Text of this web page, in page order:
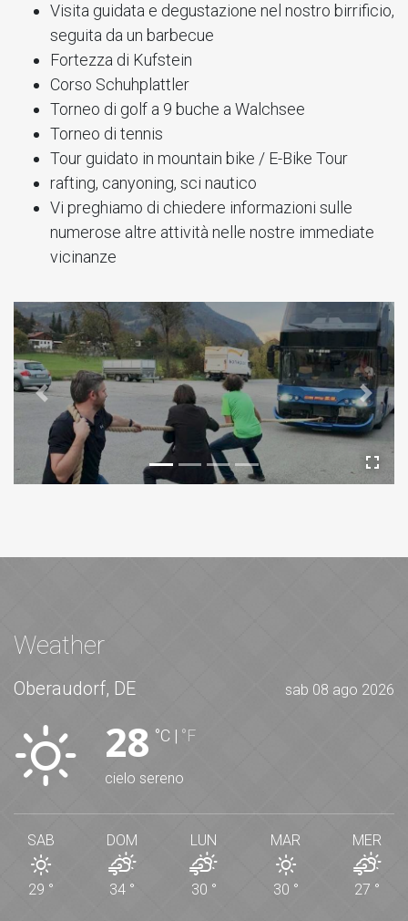
Visita guidata e degustazione nel nostro birrificio,
seguita da un barbecue
Fortezza di Kufstein
Corso Schuhplattler
Torneo di golf a 9 buche a Walchsee
Torneo di tennis
Tour guidato in mountain bike / E-Bike Tour
rafting, canyoning, sci nautico
Vi preghiamo di chiedere informazioni sulle
numerose altre attività nelle nostre immediate
vicinanze
Previous Next
Weather
Oberaudorf, DE sab 08 ago 2026
28 °C | °F
cielo sereno
SAB
29 °
DOM
34 °
LUN
30 °
MAR
30 °
MER
27 °